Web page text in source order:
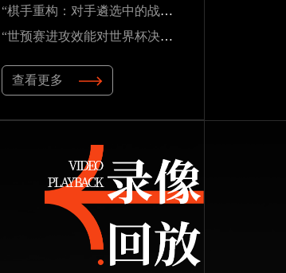
“棋手重构：对手遴选中的战略序章”
“世预赛进攻效能对世界杯决赛圈得分能力的预测研究——以2026年美加墨世界杯为例”
查看更多